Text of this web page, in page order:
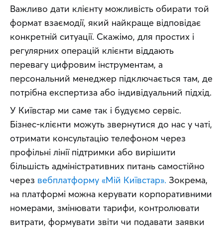
Важливо дати клієнту можливість обирати той
формат взаємодії, який найкраще відповідає
конкретній ситуації. Скажімо, для простих і
регулярних операцій клієнти віддають
перевагу цифровим інструментам, а
персональний менеджер підключається там, де
потрібна експертиза або індивідуальний підхід.
У Київстар ми саме так і будуємо сервіс.
Бізнес-клієнти можуть звернутися до нас у чаті,
отримати консультацію телефоном через
профільні лінії підтримки або вирішити
більшість адміністративних питань самостійно
через вебплатформу «Мій Київстар». Зокрема,
на платформі можна керувати корпоративними
номерами, змінювати тарифи, контролювати
витрати, формувати звіти чи подавати заявки